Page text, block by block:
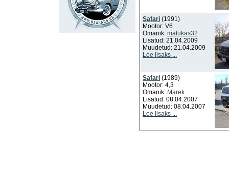
Safari (1991)
Mootor: V6
Omanik: matukas32
Lisatud: 21.04.2009
Muudetud: 21.04.2009
Loe lisaks ...
Safari (1989)
Mootor: 4,3
Omanik: Marek
Lisatud: 08.04.2007
Muudetud: 08.04.2007
Loe lisaks ...